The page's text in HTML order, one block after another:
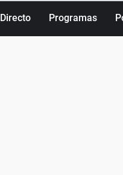
Directo Programas